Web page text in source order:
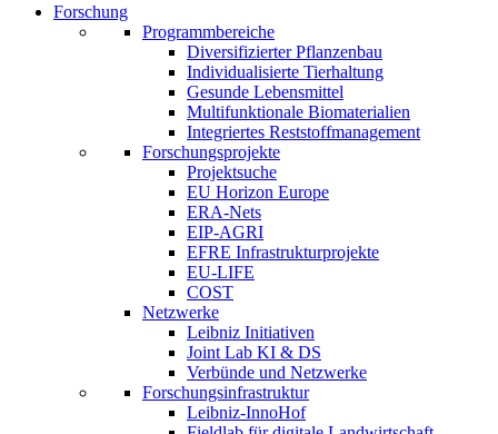
Forschung
Programmbereiche
Diversifizierter Pflanzenbau
Individualisierte Tierhaltung
Gesunde Lebensmittel
Multifunktionale Biomaterialien
Integriertes Reststoffmanagement
Forschungsprojekte
Projektsuche
EU Horizon Europe
ERA-Nets
EIP-AGRI
EFRE Infrastrukturprojekte
EU-LIFE
COST
Netzwerke
Leibniz Initiativen
Joint Lab KI & DS
Verbünde und Netzwerke
Forschungsinfrastruktur
Leibniz-InnoHof